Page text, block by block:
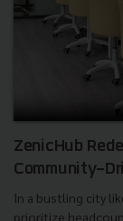
ZenicHub
Community-
In a bustling city
prioritize